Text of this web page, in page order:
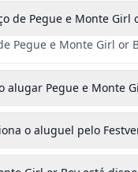
de Pegue e Monte Girl
Pegue e Monte Girl or
alugar Pegue e Monte
o aluguel pelo